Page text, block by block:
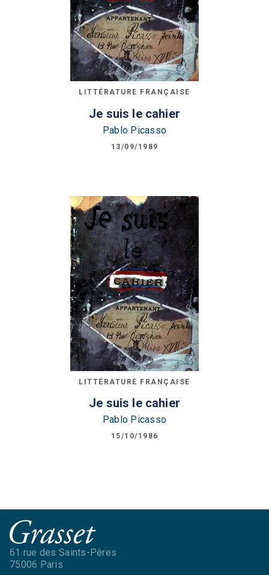
LITTÉRATURE FRANÇAISE
Je suis le cahier
Pablo Picasso
13/09/1989
LITTÉRATURE FRANÇAISE
Je suis le cahier
Pablo Picasso
15/10/1986
61 rue des Saints-Pères
75006 Paris